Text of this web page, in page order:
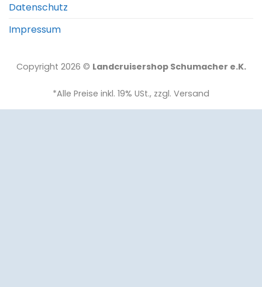
Datenschutz
Impressum
Copyright 2026 © Landcruisershop Schumacher e.K.
*Alle Preise inkl. 19% USt., zzgl. Versand